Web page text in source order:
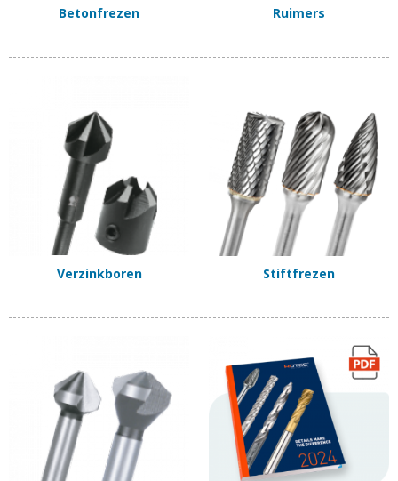
Betonfrezen Ruimers
Verzinkboren Stiftfrezen